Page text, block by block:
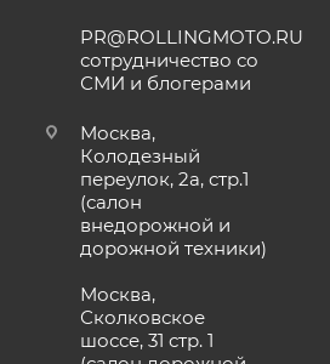
PR@ROLLINGMOTO.RU
сотрудничество со
СМИ и блогерами
Москва,
Колодезный
переулок, 2а, стр.1
(салон
внедорожной и
дорожной техники)
Москва,
Сколковское
шоссе, 31 стр. 1